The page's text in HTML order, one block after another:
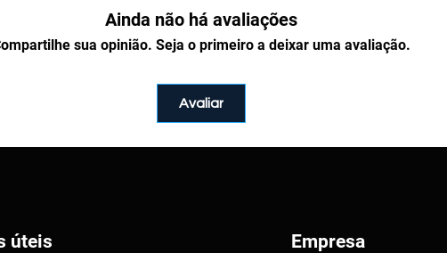
de agradecimento do checkout e
de 30 dias. Quando você
Qualquer dúvida, pode
equipe, que estará disponível
às 18h. Atendemos pelo
.
instalado em qualquer
Ainda não há avaliações
sua opinião. Seja o primeiro a deixar uma avaliação.
Avaliar
úteis Empresa